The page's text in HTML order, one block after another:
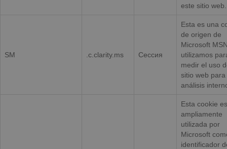
este sitio web.
SM .c.clarity.ms Сессия
Esta es una
de origen de
Microsoft
utilizamos
medir el uso
sitio web para
análisis
Esta cookie es
ampliamente
utilizada por
Microsoft
identificador